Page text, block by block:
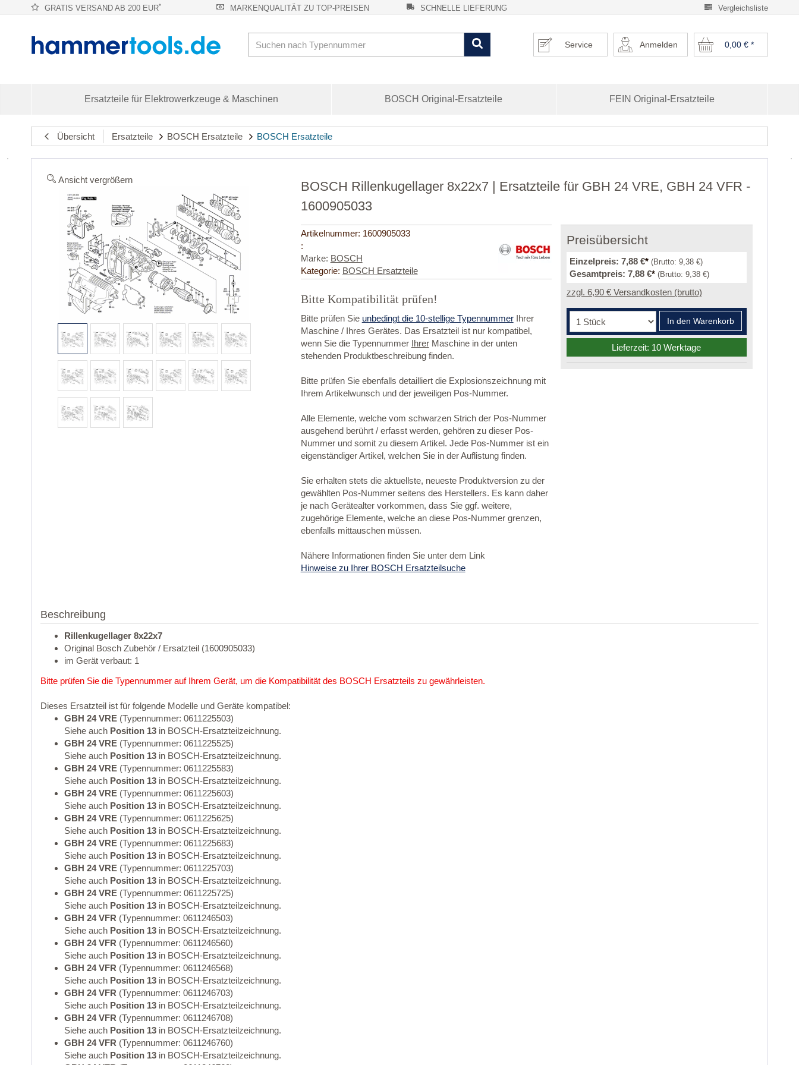
Vergleichsliste
GRATIS VERSAND AB 200 EUR* MARKENQUALITÄT ZU TOP-PREISEN SCHNELLE LIEFERUNG
0,00 €*
Anmelden
Service
Ersatzteile für Elektrowerkzeuge & Maschinen BOSCH Original-Ersatzteile FEIN Original-Ersatzteile
Übersicht Ersatzteile BOSCH Ersatzteile BOSCH Ersatzteile
Ansicht vergrößern
BOSCH Rillenkugellager 8x22x7 | Ersatzteile für GBH 24 VRE, GBH 24 VFR -
1600905033
Artikelnummer: 1600905033
:
Marke: BOSCH
Kategorie: BOSCH Ersatzteile
Bitte Kompatibilität prüfen!
Bitte prüfen Sie unbedingt die 10-stellige TypennummerIhrer
Maschine / Ihres Gerätes. Das Ersatzteil ist nur kompatibel,
wenn Sie die Typennummer IhrerMaschine in der unten
stehenden Produktbeschreibung finden.
Bitte prüfen Sie ebenfalls detailliert die Explosionszeichnung mit
Ihrem Artikelwunsch und der jeweiligen Pos-Nummer.
Alle Elemente, welche vom schwarzen Strich der Pos-Nummer
ausgehend berührt / erfasst werden, gehören zu dieser Pos-
Nummer und somit zu diesem Artikel. Jede Pos-Nummer ist ein
eigenständiger Artikel, welchen Sie in der Auflistung finden.
Sie erhalten stets die aktuellste, neueste Produktversion zu der
gewählten Pos-Nummer seitens des Herstellers. Es kann daher
je nach Gerätealter vorkommen, dass Sie ggf. weitere,
zugehörige Elemente, welche an diese Pos-Nummer grenzen,
ebenfalls mittauschen müssen.
Nähere Informationen finden Sie unter dem Link
Hinweise zu Ihrer BOSCH Ersatzteilsuche
Preisübersicht
Einzelpreis: 7,88 €* (Brutto: 9,38 €)
Gesamtpreis: 7,88 €* (Brutto: 9,38 €)
zzgl. 6,90 € Versandkosten (brutto)
In den Warenkorb
Lieferzeit: 10 Werktage
Beschreibung
Rillenkugellager 8x22x7
Original Bosch Zubehör / Ersatzteil (1600905033)
im Gerät verbaut: 1
Bitte prüfen Sie die Typennummer auf Ihrem Gerät, um die Kompatibilität des BOSCH Ersatzteils zu gewährleisten.
Dieses Ersatzteil ist für folgende Modelle und Geräte kompatibel:
GBH 24 VRE (Typennummer: 0611225503)
Siehe auch Position 13 in BOSCH-Ersatzteilzeichnung.
GBH 24 VRE (Typennummer: 0611225525)
Siehe auch Position 13 in BOSCH-Ersatzteilzeichnung.
GBH 24 VRE (Typennummer: 0611225583)
Siehe auch Position 13 in BOSCH-Ersatzteilzeichnung.
GBH 24 VRE (Typennummer: 0611225603)
Siehe auch Position 13 in BOSCH-Ersatzteilzeichnung.
GBH 24 VRE (Typennummer: 0611225625)
Siehe auch Position 13 in BOSCH-Ersatzteilzeichnung.
GBH 24 VRE (Typennummer: 0611225683)
Siehe auch Position 13 in BOSCH-Ersatzteilzeichnung.
GBH 24 VRE (Typennummer: 0611225703)
Siehe auch Position 13 in BOSCH-Ersatzteilzeichnung.
GBH 24 VRE (Typennummer: 0611225725)
Siehe auch Position 13 in BOSCH-Ersatzteilzeichnung.
GBH 24 VFR (Typennummer: 0611246503)
Siehe auch Position 13 in BOSCH-Ersatzteilzeichnung.
GBH 24 VFR (Typennummer: 0611246560)
Siehe auch Position 13 in BOSCH-Ersatzteilzeichnung.
GBH 24 VFR (Typennummer: 0611246568)
Siehe auch Position 13 in BOSCH-Ersatzteilzeichnung.
GBH 24 VFR (Typennummer: 0611246703)
Siehe auch Position 13 in BOSCH-Ersatzteilzeichnung.
GBH 24 VFR (Typennummer: 0611246708)
Siehe auch Position 13 in BOSCH-Ersatzteilzeichnung.
GBH 24 VFR (Typennummer: 0611246760)
Siehe auch Position 13 in BOSCH-Ersatzteilzeichnung.